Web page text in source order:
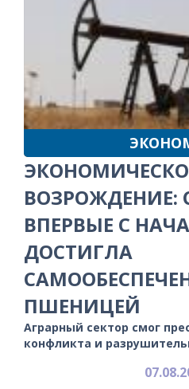
ВОЗРОЖДЕНИЕ:
ВПЕРВЫЕ С
ДОСТИГЛА
ПШЕНИЦЕЙ
Аграрный сектор смог
конфликта и